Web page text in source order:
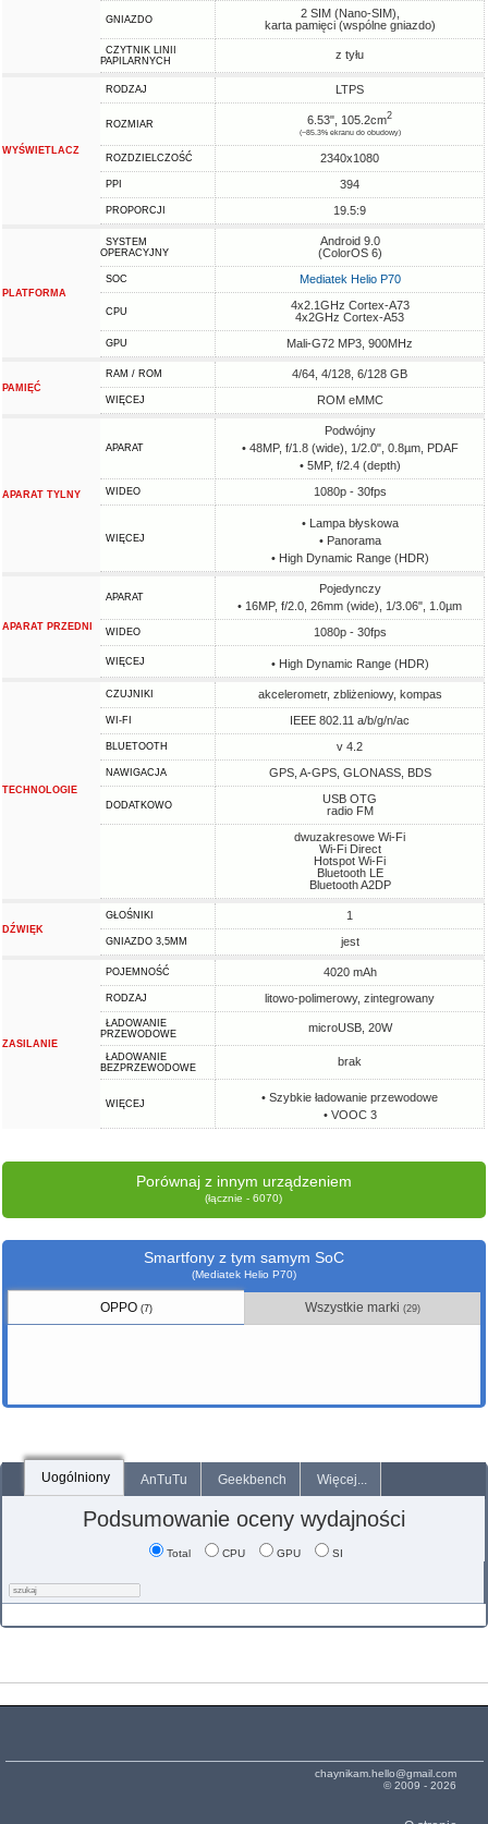
GNIAZDO
2 SIM (Nano-SIM),
karta pamięci (wspólne gniazdo)
CZYTNIK LINII
PAPILARNYCH
z tyłu
WYŚWIETLACZ
RODZAJ LTPS
ROZMIAR 6.53", 105.2cm2
(~85.3% ekranu do obudowy)
ROZDZIELCZOŚĆ 2340x1080
PPI 394
PROPORCJI 19.5:9
PLATFORMA
SYSTEM
OPERACYJNY
Android 9.0
(ColorOS 6)
SOC Mediatek Helio P70
CPU
4x2.1GHz Cortex-A73
4x2GHz Cortex-A53
GPU Mali-G72 MP3, 900MHz
PAMIĘĆ
RAM / ROM 4/64, 4/128, 6/128 GB
WIĘCEJ ROM eMMC
APARAT TYLNY
APARAT
Podwójny
• 48MP, f/1.8 (wide), 1/2.0", 0.8µm, PDAF
• 5MP, f/2.4 (depth)
WIDEO 1080p - 30fps
WIĘCEJ
• Lampa błyskowa
• Panorama
• High Dynamic Range (HDR)
APARAT PRZEDNI
APARAT
Pojedynczy
• 16MP, f/2.0, 26mm (wide), 1/3.06", 1.0µm
WIDEO 1080p - 30fps
WIĘCEJ • High Dynamic Range (HDR)
TECHNOLOGIE
CZUJNIKI akcelerometr, zbliżeniowy, kompas
WI-FI IEEE 802.11 a/b/g/n/ac
BLUETOOTH v 4.2
NAWIGACJA GPS, A-GPS, GLONASS, BDS
DODATKOWO
USB OTG
radio FM
dwuzakresowe Wi-Fi
Wi-Fi Direct
Hotspot Wi-Fi
Bluetooth LE
Bluetooth A2DP
DŹWIĘK
GŁOŚNIKI 1
GNIAZDO 3,5MM jest
ZASILANIE
POJEMNOŚĆ 4020 mAh
RODZAJ litowo-polimerowy, zintegrowany
ŁADOWANIE
PRZEWODOWE
microUSB, 20W
ŁADOWANIE
BEZPRZEWODOWE
brak
WIĘCEJ
• Szybkie ładowanie przewodowe
• VOOC 3
Porównaj z innym urządzeniem
(łącznie - 6070)
Smartfony z tym samym SoC
(Mediatek Helio P70)
OPPO (7) Wszystkie marki (29)
Uogólniony AnTuTu Geekbench Więcej...
Podsumowanie oceny wydajności
Total CPU GPU SI
chaynikam.hello@gmail.com
© 2009 - 2026